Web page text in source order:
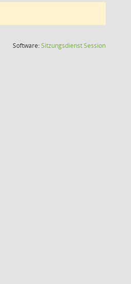
Software:SitzungsdienstSession(Wird in